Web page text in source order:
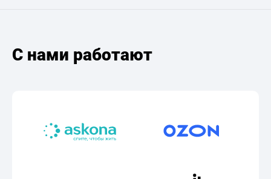
С нами работают